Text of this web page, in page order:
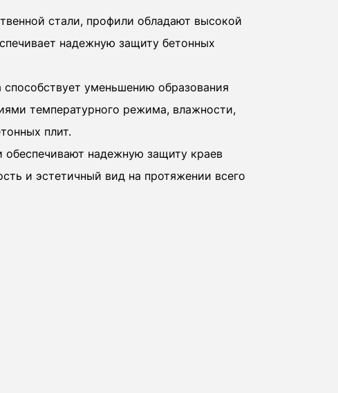
стали, профили обладают высокой
надежную защиту бетонных
способствует уменьшению образования
температурного режима, влажности,
плит.
обеспечивают надежную защиту краев
и эстетичный вид на протяжении всего